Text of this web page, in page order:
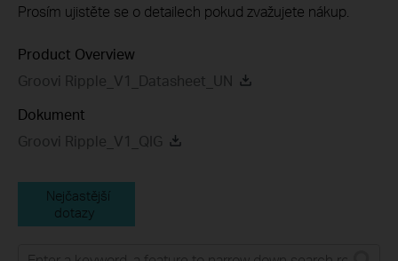
Prosím ujistěte se o detailech pokud zvažujete nákup.
Product Overview
Groovi Ripple_V1_Datasheet_UN
Dokument
Groovi Ripple_V1_QIG
Nejčastější
dotazy